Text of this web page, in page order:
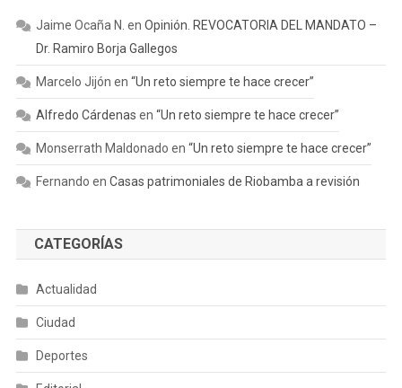
Jaime Ocaña N. en Opinión. REVOCATORIA DEL MANDATO –
Dr. Ramiro Borja Gallegos
Marcelo Jijón en “Un reto siempre te hace crecer”
Alfredo Cárdenas en “Un reto siempre te hace crecer”
Monserrath Maldonado en “Un reto siempre te hace crecer”
Fernando en Casas patrimoniales de Riobamba a revisión
CATEGORÍAS
Actualidad
Ciudad
Deportes